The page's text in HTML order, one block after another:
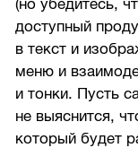
(но убедитесь,
доступный
в текст и
меню и
и тонки. Пусть
не выяснится,
который будет